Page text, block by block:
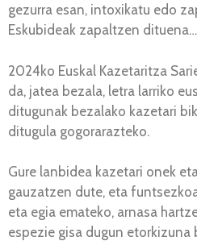
gezurra esan, intoxikatu edo
Eskubideak zapaltzen dituena…
2024ko Euskal Kazetaritza
da, jatea bezala, letra larriko
ditugunak bezalako kazetari
ditugula gogorarazteko.
Gure lanbidea kazetari onek
gauzatzen dute, eta
eta egia emateko, arnasa
espezie gisa dugun etorkizuna